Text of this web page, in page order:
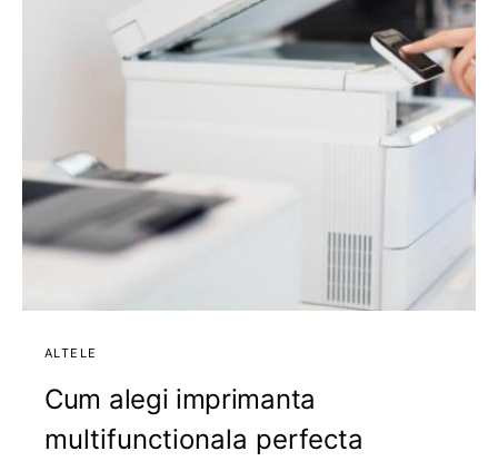
ALTELE
Cum alegi imprimanta
multifunctionala perfecta